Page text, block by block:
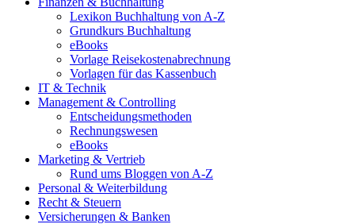
Lexikon Buchhaltung von A-Z
Grundkurs Buchhaltung
eBooks
Vorlage Reisekostenabrechnung
Vorlagen für das Kassenbuch
IT & Technik
Management & Controlling
Entscheidungsmethoden
Rechnungswesen
eBooks
Marketing & Vertrieb
Rund ums Bloggen von A-Z
Personal & Weiterbildung
Recht & Steuern
Versicherungen & Banken